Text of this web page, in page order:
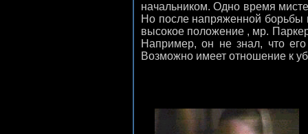
начальником. Одно время
Но после напряженной борьбы
высокое положение , мр.
Например, он не знал, что
Возможно имеет отношение к